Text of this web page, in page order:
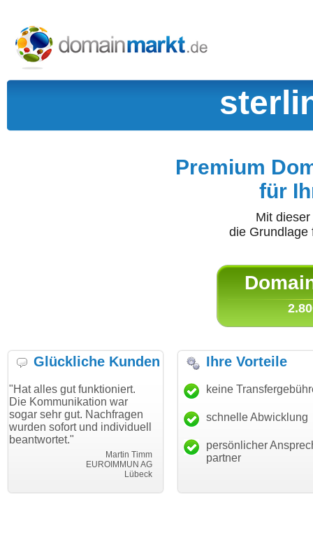
Premium
für
Mit
die
Glückliche Kunden
funktioniert.
war
Nachfragen
und individuell
EUROIMMUN AG
"Danke für den schnellen
Transfer und guten Service!"
Thomas Schäfer
i can eckert communication GmbH
"Ich bin
haben.
mein
Ihre Vorteile
keine
schnelle Abwicklung
persönlicher
partner